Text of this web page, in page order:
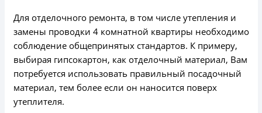
Для отделочного ремонта, в том числе утепления и
замены проводки 4 комнатной квартиры необходимо
соблюдение общепринятых стандартов. К примеру,
выбирая гипсокартон, как отделочный материал, Вам
потребуется использовать правильный посадочный
материал, тем более если он наносится поверх
утеплителя.